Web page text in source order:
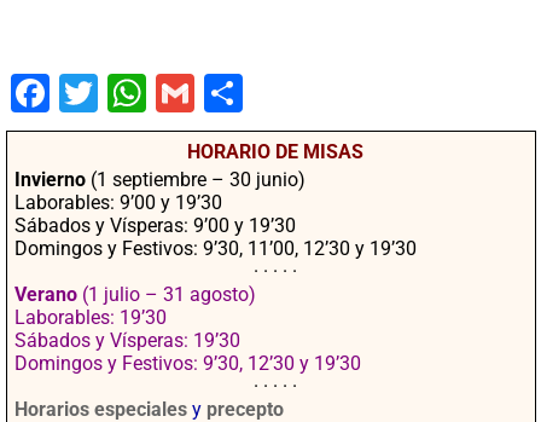
Fac
ebo
ok
Twit
ter
Wha
tsA
pp
Gm
ail
mpa
rtir
HORARIO DE MISAS
Invierno (1 septiembre – 30 junio)
Laborables: 9’00 y 19’30
Sábados y Vísperas: 9’00 y 19’30
Domingos y Festivos: 9’30, 11’00, 12’30 y 19’30
· · · · ·
Verano (1 julio – 31 agosto)
Laborables: 19’30
Sábados y Vísperas: 19’30
Domingos y Festivos: 9’30, 12’30 y 19’30
· · · · ·
Horarios especiales y precepto